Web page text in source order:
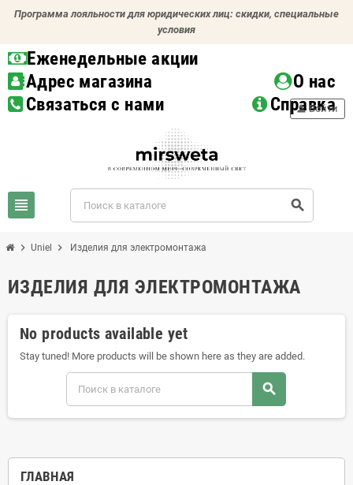
Программа лояльности для юридических лиц: скидки, специальные
условия
Еженедельные акции
Адрес магазина
О нас
Связаться с нами
Справка
view_headline search
person Войти
chevron_right Uniel chevron_right Изделия для электромонтажа
ГЛАВНАЯ
ИЗДЕЛИЯ ДЛЯ ЭЛЕКТРОМОНТАЖА
No products available yet
Stay tuned! More products will be shown here as they are added.
search